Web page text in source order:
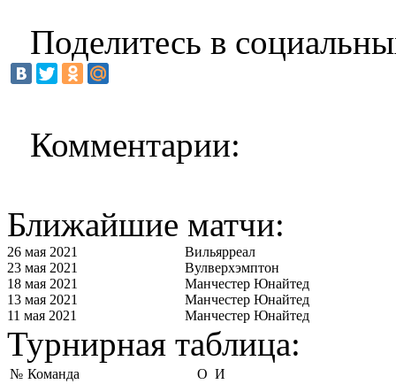
Поделитесь в
Комментарии:
Ближайшие матчи:
26 мая 2021
Вильярреал
23 мая 2021
Вулверхэмптон
18 мая 2021
Манчестер Юнайтед
13 мая 2021
Манчестер Юнайтед
11 мая 2021
Манчестер Юнайтед
Турнирная таблица:
№ Команда О И